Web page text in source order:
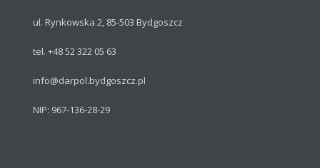
ul. Rynkowska 2, 85-503 Bydgoszcz
tel. +48 52 322 05 63
info@darpol.bydgoszcz.pl
NIP: 967-136-28-29